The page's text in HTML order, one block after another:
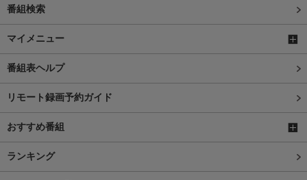
番組検索
マイメニュー
番組表ヘルプ
リモート録画予約ガイド
おすすめ番組
ランキング